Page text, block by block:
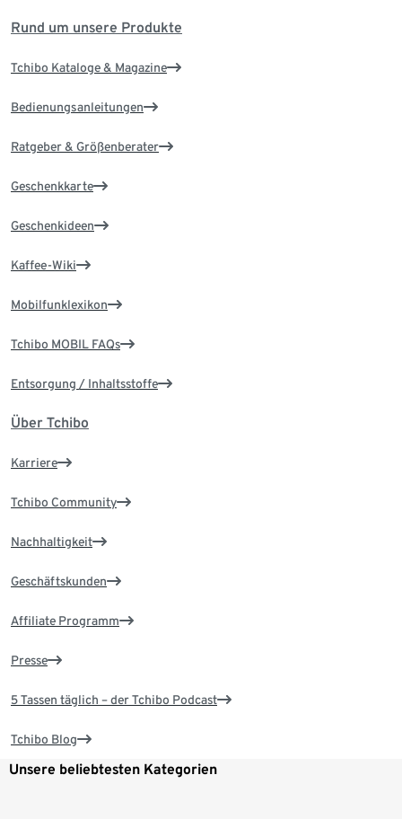
Rund um unsere Produkte
Tchibo Kataloge & Magazine
Bedienungsanleitungen
Ratgeber & Größenberater
Geschenkkarte
Geschenkideen
Kaffee-Wiki
Mobilfunklexikon
Tchibo MOBIL FAQs
Entsorgung / Inhaltsstoffe
Über Tchibo
Karriere
Tchibo Community
Nachhaltigkeit
Geschäftskunden
Affiliate Programm
Presse
5 Tassen täglich – der Tchibo Podcast
Tchibo Blog
Unsere beliebtesten Kategorien